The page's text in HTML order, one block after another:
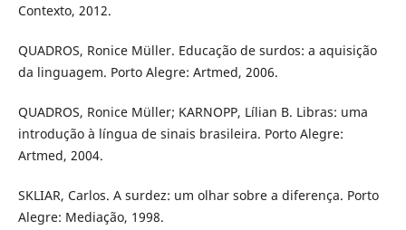
Contexto, 2012.
QUADROS, Ronice Müller. Educação de surdos: a aquisição
da linguagem. Porto Alegre: Artmed, 2006.
QUADROS, Ronice Müller; KARNOPP, Lílian B. Libras: uma
introdução à língua de sinais brasileira. Porto Alegre:
Artmed, 2004.
SKLIAR, Carlos. A surdez: um olhar sobre a diferença. Porto
Alegre: Mediação, 1998.